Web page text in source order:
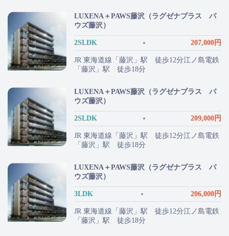
LUXENA＋PAWS藤沢（ラグゼナプラス パ
ウズ藤沢）
2SLDK 207,000円
JR 東海道線「藤沢」駅 徒歩12分江ノ島電鉄
「藤沢」駅 徒歩18分
LUXENA＋PAWS藤沢（ラグゼナプラス パ
ウズ藤沢）
2SLDK 209,000円
JR 東海道線「藤沢」駅 徒歩12分江ノ島電鉄
「藤沢」駅 徒歩18分
LUXENA＋PAWS藤沢（ラグゼナプラス パ
ウズ藤沢）
3LDK 206,000円
JR 東海道線「藤沢」駅 徒歩12分江ノ島電鉄
「藤沢」駅 徒歩18分